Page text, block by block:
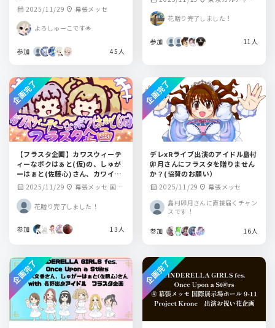
calendar_month 2025/11/29 location_on 幕張メッセ
よろしゅーこです🌟
参加 45人
花贈り完了しました！
参加 11人
【フラスタ企画】カワスウィーテ
ィーなボクはぁと(仮)の、しゅが
ーはぁと(佐藤心)さん、カワイイ
輿水幸子さんにフラスタを贈りま
せんか？
calendar_month 2025/11/29 location_on 幕張メッセ 国際
花贈り完了しました！
参加 13人
企画完了
デレxRライブ出演のアイドル島村
卯月さんにフラスタを贈りません
か？(協賛のお願い）
calendar_month 2025/11/29 location_on 幕張メッセ
島村卯月さんに直接届くチャン
スです！
参加 16人
企画完了
企画完了 企画完了